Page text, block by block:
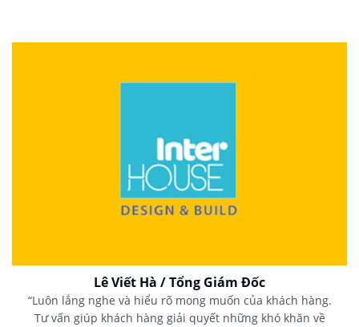
Lê Viết Hà / Tổng Giám Đốc
“Luôn lắng nghe và hiểu rõ mong muốn của khách hàng.
Tư vấn giúp khách hàng giải quyết những khó khăn về